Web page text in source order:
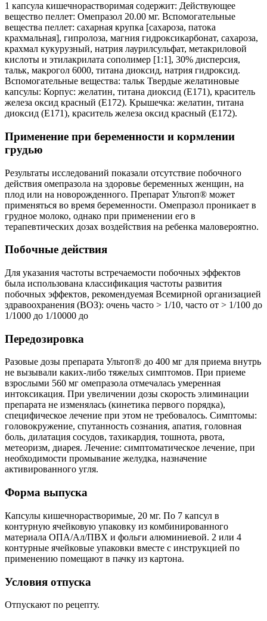
1 капсула кишечнорастворимая содержит: Действующее
вещество пеллет: Омепразол 20.00 мг. Вспомогательные
вещества пеллет: сахарная крупка [сахароза, патока
крахмальная], гипролоза, магния гидроксикарбонат, сахароза,
крахмал кукурузный, натрия лаурилсульфат, метакриловой
кислоты и этилакрилата сополимер [1:1], 30% дисперсия,
тальк, макрогол 6000, титана диоксид, натрия гидроксид.
Вспомогательные вещества: тальк Твердые желатиновые
капсулы: Корпус: желатин, титана диоксид (Е171), краситель
железа оксид красный (Е172). Крышечка: желатин, титана
диоксид (Е171), краситель железа оксид красный (Е172).
Применение при беременности и кормлении
грудью
Результаты исследований показали отсутствие побочного
действия омепразола на здоровье беременных женщин, на
плод или на новорожденного. Препарат Ультоп® может
применяться во время беременности. Омепразол проникает в
грудное молоко, однако при применении его в
терапевтических дозах воздействия на ребенка маловероятно.
Побочные действия
Для указания частоты встречаемости побочных эффектов
была использована классификация частоты развития
побочных эффектов, рекомендуемая Всемирной организацией
здравоохранения (ВОЗ): очень часто > 1/10, часто от > 1/100 до
1/1000 до 1/10000 до
Передозировка
Разовые дозы препарата Ультоп® до 400 мг для приема внутрь
не вызывали каких-либо тяжелых симптомов. При приеме
взрослыми 560 мг омепразола отмечалась умеренная
интоксикация. При увеличении дозы скорость элиминации
препарата не изменялась (кинетика первого порядка),
специфическое лечение при этом не требовалось. Симптомы:
головокружение, спутанность сознания, апатия, головная
боль, дилатация сосудов, тахикардия, тошнота, рвота,
метеоризм, диарея. Лечение: симптоматическое лечение, при
необходимости промывание желудка, назначение
активированного угля.
Форма выпуска
Капсулы кишечнорастворимые, 20 мг. По 7 капсул в
контурную ячейковую упаковку из комбинированного
материала ОПА/Ал/ПВХ и фольги алюминиевой. 2 или 4
контурные ячейковые упаковки вместе с инструкцией по
применению помещают в пачку из картона.
Условия отпуска
Отпускают по рецепту.